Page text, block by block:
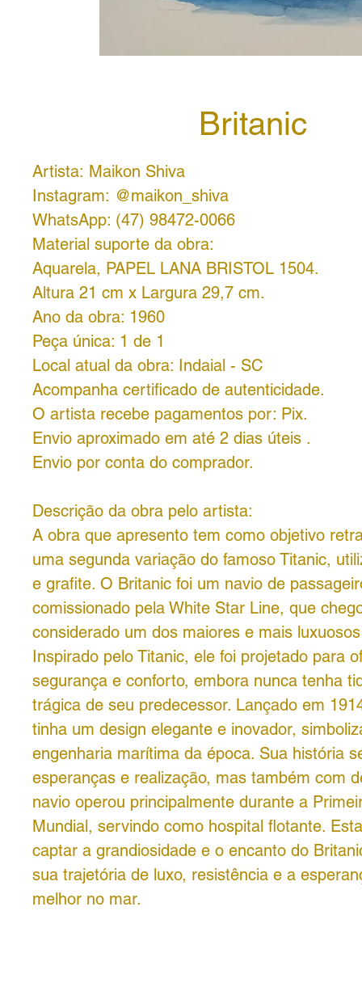
Britanic
Artista: Maikon Shiva
Instagram: @maikon_shiva
WhatsApp: (47) 98472-0066
Material suporte da obra:
Aquarela, PAPEL LANA BRISTOL 1504.
Altura 21 cm x Largura 29,7 cm.
Ano da obra: 1960
Peça única: 1 de 1
Local atual da obra: Indaial - SC
Acompanha certificado de autenticidade.
O artista recebe pagamentos por: Pix.
Envio aproximado em até 2 dias úteis .
Envio por conta do comprador.
Descrição da obra pelo artista:
A obra que apresento tem como objetivo
uma segunda variação do famoso Titanic,
e grafite. O Britanic foi um navio de
comissionado pela White Star Line, que
considerado um dos maiores e mais
Inspirado pelo Titanic, ele foi projetado para
segurança e conforto, embora nunca tenha
trágica de seu predecessor. Lançado em
tinha um design elegante e inovador,
engenharia marítima da época. Sua história
esperanças e realização, mas também com
navio operou principalmente durante a
Mundial, servindo como hospital flotante.
captar a grandiosidade e o encanto do
sua trajetória de luxo, resistência e a
melhor no mar.